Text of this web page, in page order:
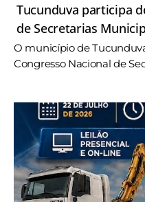
Tucunduva participa
de Secretarias
O município de
Congresso Nacional de